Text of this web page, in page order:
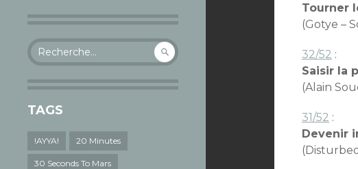
Rechercher :
TAGS
!AYYA! 20 Minutes
30 Seconds To Mars
Tourner
(Gotye –
32/52 :
Saisir la
(Alain
31/52 :
Devenir